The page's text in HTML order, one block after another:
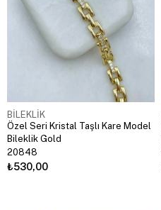
BİLEKLİK
Özel Seri Kristal Taşlı Kare Model
Bileklik Gold
20848
₺530,00